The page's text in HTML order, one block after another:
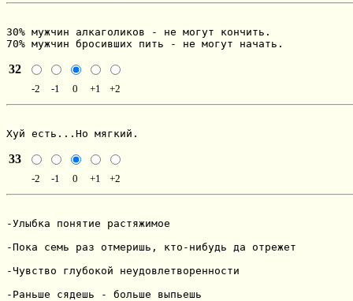
30% мужчин алкаголиков - не могут кончить.
70% мужчин бросивших пить - не могут начать.
32
-2 -1 0 +1 +2
Хуй есть...Но мягкий.
33
-2 -1 0 +1 +2
-Улыбка понятие растяжимое
-Пока семь раз отмеришь, кто-нибудь да отрежет
-Чувство глубокой неудовлетворенности
-Раньше сядешь - больше выпьешь